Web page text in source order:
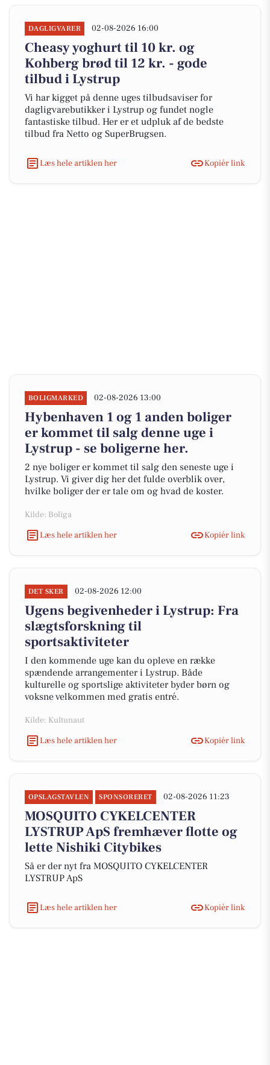
DAGLIGVARER 02-08-2026 16:00
Cheasy yoghurt til 10 kr. og
Kohberg brød til 12 kr. - gode
tilbud i Lystrup
Vi har kigget på denne uges tilbudsaviser for
dagligvarebutikker i Lystrup og fundet nogle
fantastiske tilbud. Her er et udpluk af de bedste
tilbud fra Netto og SuperBrugsen.
Læs hele artiklen her Kopiér link
BOLIGMARKED 02-08-2026 13:00
Hybenhaven 1 og 1 anden boliger
er kommet til salg denne uge i
Lystrup - se boligerne her.
2 nye boliger er kommet til salg den seneste uge i
Lystrup. Vi giver dig her det fulde overblik over,
hvilke boliger der er tale om og hvad de koster.
Kilde: Boliga
Læs hele artiklen her
Kopiér link
DET SKER 02-08-2026 12:00
Ugens begivenheder i Lystrup: Fra
slægtsforskning til
sportsaktiviteter
I den kommende uge kan du opleve en række
spændende arrangementer i Lystrup. Både
kulturelle og sportslige aktiviteter byder børn og
voksne velkommen med gratis entré.
Kilde: Kultunaut
Læs hele artiklen her
Kopiér link
OPSLAGSTAVLEN SPONSORERET 02-08-2026 11:23
MOSQUITO CYKELCENTER
LYSTRUP ApS fremhæver flotte og
lette Nishiki Citybikes
Så er der nyt fra MOSQUITO CYKELCENTER
LYSTRUP ApS
Læs hele artiklen her Kopiér link